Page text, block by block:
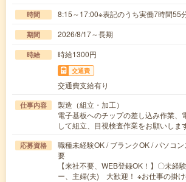
時間 8:15～17:00※表記のうち実働7時間55分
期間 2026/8/17～長期
時給 時給1300円
交通費
交通費支給有り
仕事内容
製造（組立・加工）
電子基板へのチップの差し込み作業、
して組立、目視検査作業をお願いし
応募資格
職種未経験OK / ブランクOK / パソコ
要
【来社不要、WEB登録OK！】〇未経
ー、主婦(夫) 大歓迎！ ※お仕事の掛